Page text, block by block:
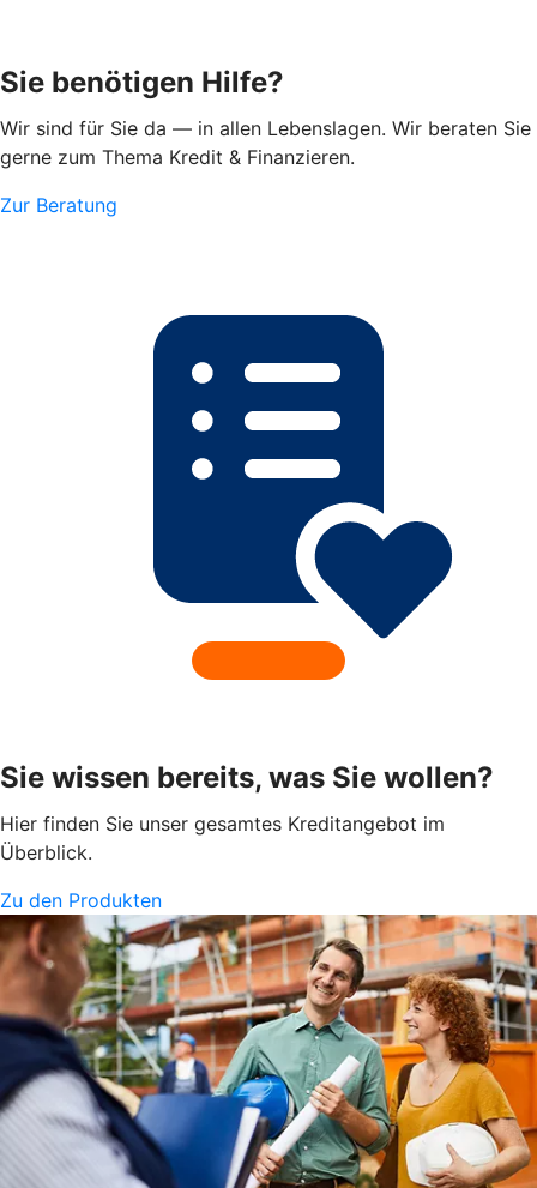
Sie benötigen Hilfe?
Wir sind für Sie da — in allen Lebenslagen. Wir beraten Sie
gerne zum Thema Kredit & Finanzieren.
Zur Beratung
Sie wissen bereits, was Sie wollen?
Hier finden Sie unser gesamtes Kreditangebot im
Überblick.
Zu den Produkten